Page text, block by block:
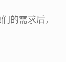
的需求后，